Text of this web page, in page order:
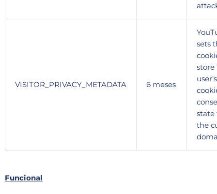
VISITOR_PRIVACY_METADATA 6 meses
sets
store
user’s
state
the
Funcional